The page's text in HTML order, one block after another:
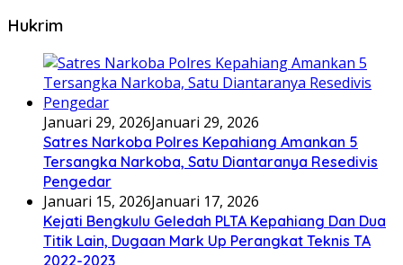
Hukrim
Januari 29, 2026Januari 29, 2026
Satres Narkoba Polres Kepahiang Amankan 5
Tersangka Narkoba, Satu Diantaranya Resedivis
Pengedar
Januari 15, 2026Januari 17, 2026
Kejati Bengkulu Geledah PLTA Kepahiang Dan Dua
Titik Lain, Dugaan Mark Up Perangkat Teknis TA
2022-2023